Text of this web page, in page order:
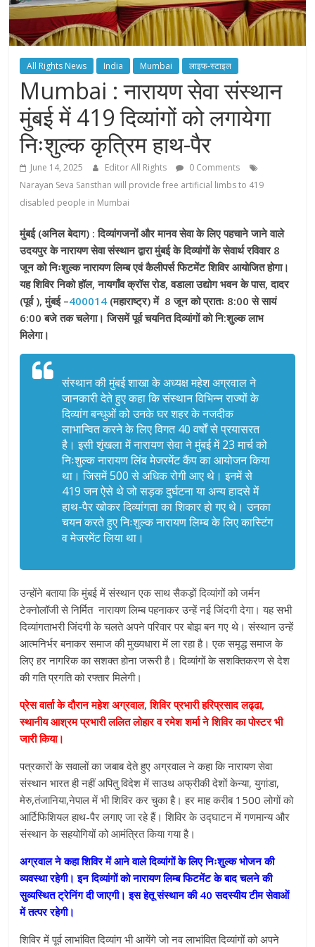
All Rights News India Mumbai लाइफ-स्टाइल
Mumbai : नारायण सेवा संस्थान
मुंबई में 419 दिव्यांगों को लगायेगा
निःशुल्क कृत्रिम हाथ-पैर
June 14, 2025 Editor All Rights
0 Comments
Narayan Seva Sansthan will provide free artificial limbs to 419
disabled people in Mumbai
मुंबई (अनिल बेदाग) : दिव्यांगजनों और मानव सेवा के लिए पहचाने जाने वाले
उदयपुर के नारायण सेवा संस्थान द्वारा मुंबई के दिव्यांगों के सेवार्थ रविवार 8
जून को निःशुल्क नारायण लिम्ब एवं कैलीपर्स फिटमेंट शिविर आयोजित होगा।
यह शिविर निको हॉल, नायगाँव क्रॉस रोड, वडाला उद्योग भवन के पास, दादर
(पूर्व ), मुंबई –400014 (महाराष्ट्र) में 8 जून को प्रातः 8:00 से सायं
6:00 बजे तक चलेगा। जिसमें पूर्व चयनित दिव्यांगों को नि:शुल्क लाभ
मिलेगा।
संस्थान की मुंबई शाखा के अध्यक्ष महेश अग्रवाल ने
जानकारी देते हुए कहा कि संस्थान विभिन्न राज्यों के
दिव्यांग बन्धुओं को उनके घर शहर के नजदीक
लाभान्वित करने के लिए विगत 40 वर्षों से प्रयासरत
है। इसी शृंखला में नारायण सेवा ने मुंबई में 23 मार्च को
निःशुल्क नारायण लिंब मेजरमेंट कैंप का आयोजन किया
था। जिसमें 500 से अधिक रोगी आए थे। इनमें से
419 जन ऐसे थे जो सड़क दुर्घटना या अन्य हादसे में
हाथ-पैर खोकर दिव्यांगता का शिकार हो गए थे। उनका
चयन करते हुए निःशुल्क नारायण लिम्ब के लिए कास्टिंग
व मेजरमेंट लिया था।
उन्होंने बताया कि मुंबई में संस्थान एक साथ सैकड़ों दिव्यांगों को जर्मन
टेक्नोलॉजी से निर्मित नारायण लिम्ब पहनाकर उन्हें नई जिंदगी देगा। यह सभी
दिव्यांगताभरी जिंदगी के चलते अपने परिवार पर बोझ बन गए थे। संस्थान उन्हें
आत्मनिर्भर बनाकर समाज की मुख्यधारा में ला रहा है। एक समृद्ध समाज के
लिए हर नागरिक का सशक्त होना जरूरी है। दिव्यांगों के सशक्तिकरण से देश
की गति प्रगति को रफ्तार मिलेगी।
प्रेस वार्ता के दौरान महेश अग्रवाल, शिविर प्रभारी हरिप्रसाद लढ्ढा,
स्थानीय आश्रम प्रभारी ललित लोहार व रमेश शर्मा ने शिविर का पोस्टर भी
जारी किया।
पत्रकारों के सवालों का जबाब देते हुए अग्रवाल ने कहा कि नारायण सेवा
संस्थान भारत ही नहीं अपितु विदेश में साउथ अफ्रीकी देशों केन्या, युगांडा,
मेरु,तंजानिया,नेपाल में भी शिविर कर चुका है। हर माह करीब 1500 लोगों को
आर्टिफिशियल हाथ-पैर लगाए जा रहे हैं। शिविर के उद्घाटन में गणमान्य और
संस्थान के सहयोगियों को आमंत्रित किया गया है।
अग्रवाल ने कहा शिविर में आने वाले दिव्यांगों के लिए निःशुल्क भोजन की
व्यवस्था रहेगी। इन दिव्यांगों को नारायण लिम्ब फिटमेंट के बाद चलने की
सुव्यस्थित ट्रेनिंग दी जाएगी। इस हेतू संस्थान की 40 सदस्यीय टीम सेवाओं
में तत्पर रहेगी।
शिविर में पूर्व लाभांवित दिव्यांग भी आयेंगे जो नव लाभांवित दिव्यांगों को अपने